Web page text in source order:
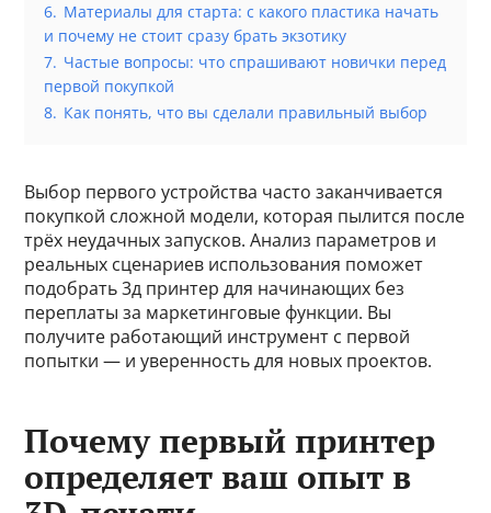
6. Материалы для старта: с какого пластика начать
и почему не стоит сразу брать экзотику
7. Частые вопросы: что спрашивают новички перед
первой покупкой
8. Как понять, что вы сделали правильный выбор
Выбор первого устройства часто заканчивается
покупкой сложной модели, которая пылится после
трёх неудачных запусков. Анализ параметров и
реальных сценариев использования поможет
подобрать 3д принтер для начинающих без
переплаты за маркетинговые функции. Вы
получите работающий инструмент с первой
попытки — и уверенность для новых проектов.
Почему первый принтер
определяет ваш опыт в